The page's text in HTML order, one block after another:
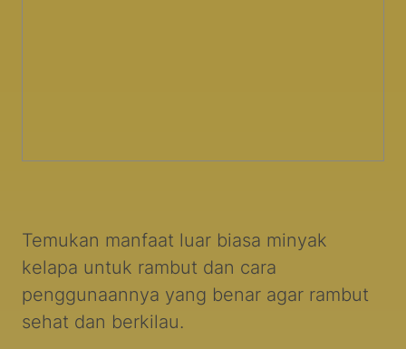
Temukan manfaat luar biasa minyak
kelapa untuk rambut dan cara
penggunaannya yang benar agar rambut
sehat dan berkilau.